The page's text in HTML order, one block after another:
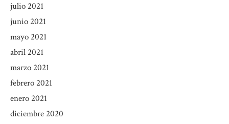
julio 2021
junio 2021
mayo 2021
abril 2021
marzo 2021
febrero 2021
enero 2021
diciembre 2020